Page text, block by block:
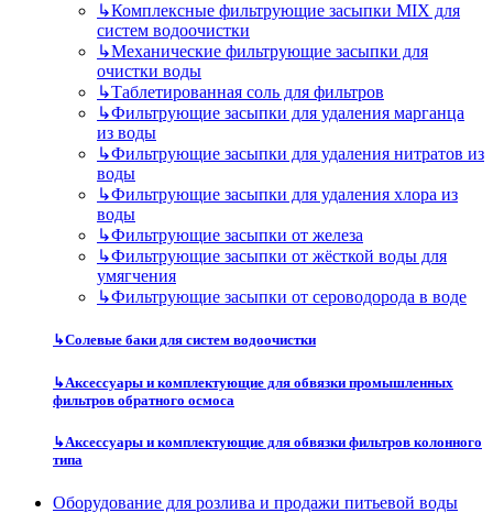
↳Комплексные фильтрующие засыпки MIX для
систем водоочистки
↳Механические фильтрующие засыпки для
очистки воды
↳Таблетированная соль для фильтров
↳Фильтрующие засыпки для удаления марганца
из воды
↳Фильтрующие засыпки для удаления нитратов из
воды
↳Фильтрующие засыпки для удаления хлора из
воды
↳Фильтрующие засыпки от железа
↳Фильтрующие засыпки от жёсткой воды для
умягчения
↳Фильтрующие засыпки от сероводорода в воде
↳Солевые баки для систем водоочистки
↳Аксессуары и комплектующие для обвязки промышленных
фильтров обратного осмоса
↳Аксессуары и комплектующие для обвязки фильтров колонного
типа
Оборудование для розлива и продажи питьевой воды